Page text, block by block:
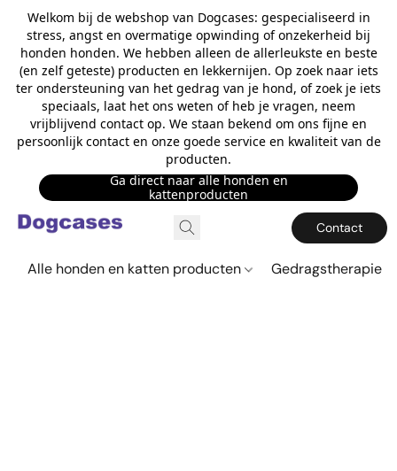
Welkom bij de webshop van Dogcases: gespecialiseerd in
stress, angst en overmatige opwinding of onzekerheid bij
honden honden. We hebben alleen de allerleukste en beste
(en zelf geteste) producten en lekkernijen. Op zoek naar iets
ter ondersteuning van het gedrag van je hond, of zoek je iets
speciaals, laat het ons weten of heb je vragen, neem
vrijblijvend contact op. We staan bekend om ons fijne en
persoonlijk contact en onze goede service en kwaliteit van de
producten.
Ga direct naar alle honden en
kattenproducten
Contact
Alle honden en katten producten Gedragstherapie